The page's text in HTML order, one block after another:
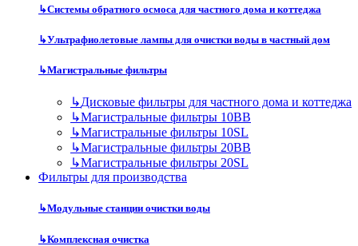
↳Системы обратного осмоса для частного дома и коттеджа
↳Ультрафиолетовые лампы для очистки воды в частный дом
↳Магистральные фильтры
↳Дисковые фильтры для частного дома и коттеджа
↳Магистральные фильтры 10BB
↳Магистральные фильтры 10SL
↳Магистральные фильтры 20BB
↳Магистральные фильтры 20SL
Фильтры для производства
↳Модульные станции очистки воды
↳Комплексная очистка